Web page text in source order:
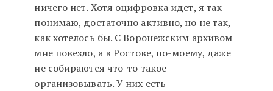
ничего нет. Хотя оцифровка идет, я так
понимаю, достаточно активно, но не так,
как хотелось бы. С Воронежским архивом
мне повезло, а в Ростове, по-моему, даже
не собираются что-то такое
организовывать. У них есть